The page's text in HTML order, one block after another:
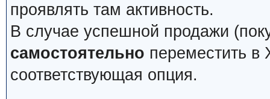
проявлять там активность.
В случае успешной продажи
самостоятельно переместить в
соответствующая опция.